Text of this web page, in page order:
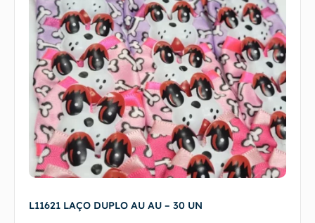
L11621 LAÇO DUPLO AU AU – 30 UN